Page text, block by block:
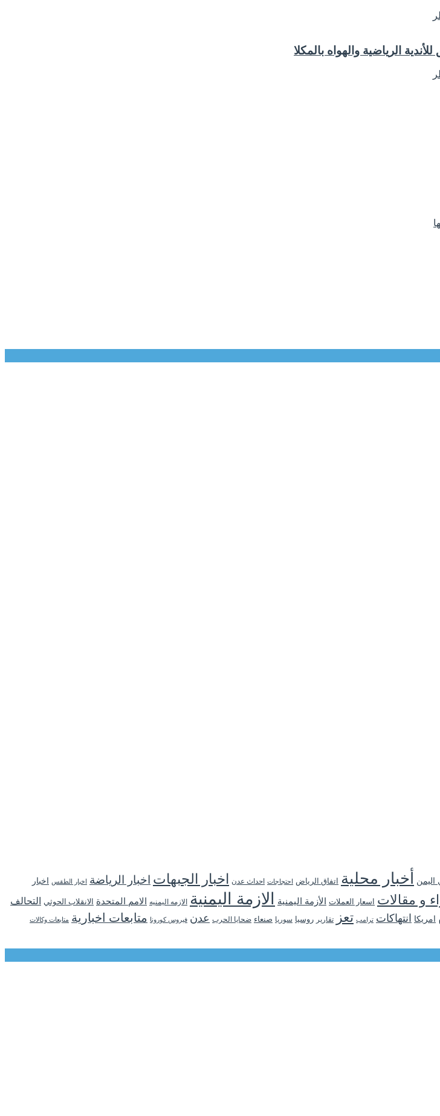
اليمن أخبار محلية اتفاق الرياض احتجاجات احداث عدن اخبار الجبهات اخبار الرياضة اخبار الطقس اخبار
و مقالات اسعار العملات الأزمة اليمنية الازمة اليمنية الازمه اليمنيه الامم المتحدة الانقلاب الحوثي التحالف
امريكا انتهاكات ترامب تعز تقارير روسيا سوريا صنعاء ضحايا الحرب عدن فيروس كورونا متابعات اخبارية متابعات وكالات